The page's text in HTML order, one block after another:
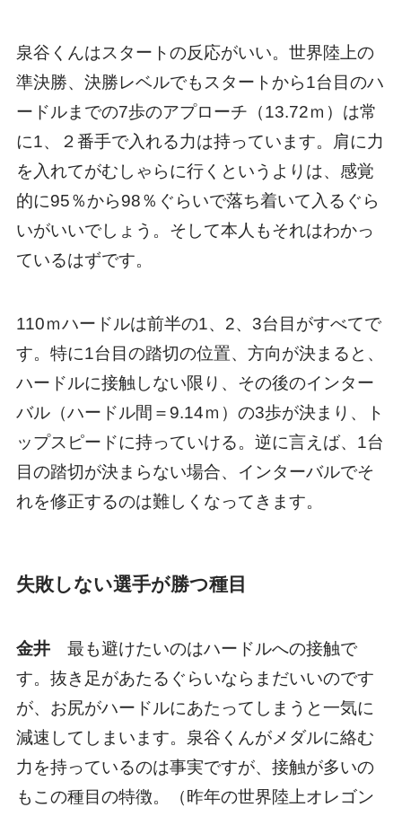
泉谷くんはスタートの反応がいい。世界陸上の
準決勝、決勝レベルでもスタートから1台目のハ
ードルまでの7歩のアプローチ（13.72ｍ）は常
に1、２番手で入れる力は持っています。肩に力
を入れてがむしゃらに行くというよりは、感覚
的に95％から98％ぐらいで落ち着いて入るぐら
いがいいでしょう。そして本人もそれはわかっ
ているはずです。
110ｍハードルは前半の1、2、3台目がすべてで
す。特に1台目の踏切の位置、方向が決まると、
ハードルに接触しない限り、その後のインター
バル（ハードル間＝9.14ｍ）の3歩が決まり、ト
ップスピードに持っていける。逆に言えば、1台
目の踏切が決まらない場合、インターバルでそ
れを修正するのは難しくなってきます。
失敗しない選手が勝つ種目
金井最も避けたいのはハードルへの接触で
す。抜き足があたるぐらいならまだいいのです
が、お尻がハードルにあたってしまうと一気に
減速してしまいます。泉谷くんがメダルに絡む
力を持っているのは事実ですが、接触が多いの
もこの種目の特徴。（昨年の世界陸上オレゴン